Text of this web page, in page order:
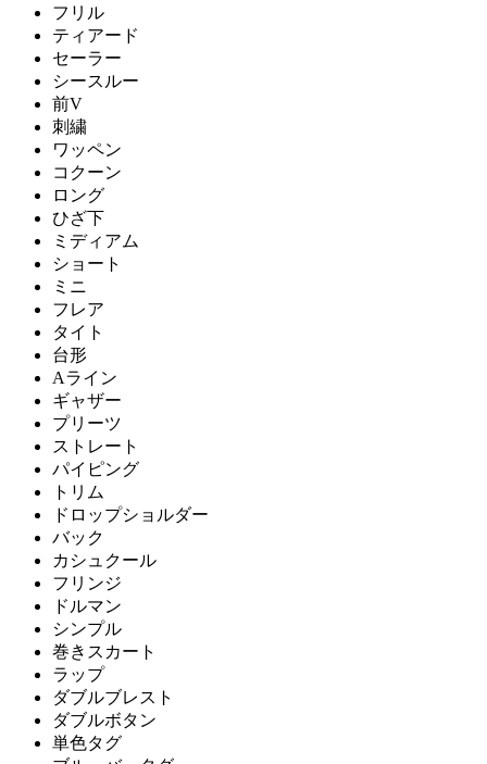
フリル
ティアード
セーラー
シースルー
前V
刺繍
ワッペン
コクーン
ロング
ひざ下
ミディアム
ショート
ミニ
フレア
タイト
台形
Aライン
ギャザー
プリーツ
ストレート
パイピング
トリム
ドロップショルダー
バック
カシュクール
フリンジ
ドルマン
シンプル
巻きスカート
ラップ
ダブルブレスト
ダブルボタン
単色タグ